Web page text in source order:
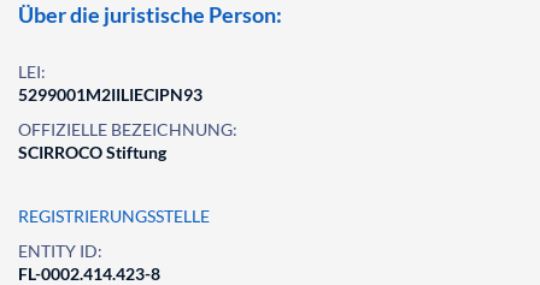
Über die juristische Person:
LEI:
5299001M2IILIECIPN93
OFFIZIELLE BEZEICHNUNG:
SCIRROCO Stiftung
REGISTRIERUNGSSTELLE
ENTITY ID:
FL-0002.414.423-8